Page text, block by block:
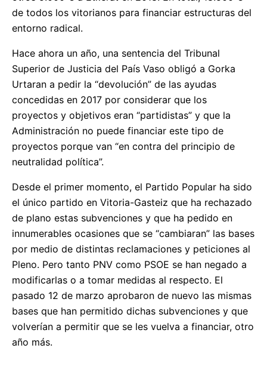
de todos los vitorianos para financiar estructuras del
entorno radical.
Hace ahora un año, una sentencia del Tribunal
Superior de Justicia del País Vaso obligó a Gorka
Urtaran a pedir la “devolución” de las ayudas
concedidas en 2017 por considerar que los
proyectos y objetivos eran “partidistas” y que la
Administración no puede financiar este tipo de
proyectos porque van “en contra del principio de
neutralidad política”.
Desde el primer momento, el Partido Popular ha sido
el único partido en Vitoria-Gasteiz que ha rechazado
de plano estas subvenciones y que ha pedido en
innumerables ocasiones que se “cambiaran” las bases
por medio de distintas reclamaciones y peticiones al
Pleno. Pero tanto PNV como PSOE se han negado a
modificarlas o a tomar medidas al respecto. El
pasado 12 de marzo aprobaron de nuevo las mismas
bases que han permitido dichas subvenciones y que
volverían a permitir que se les vuelva a financiar, otro
año más.